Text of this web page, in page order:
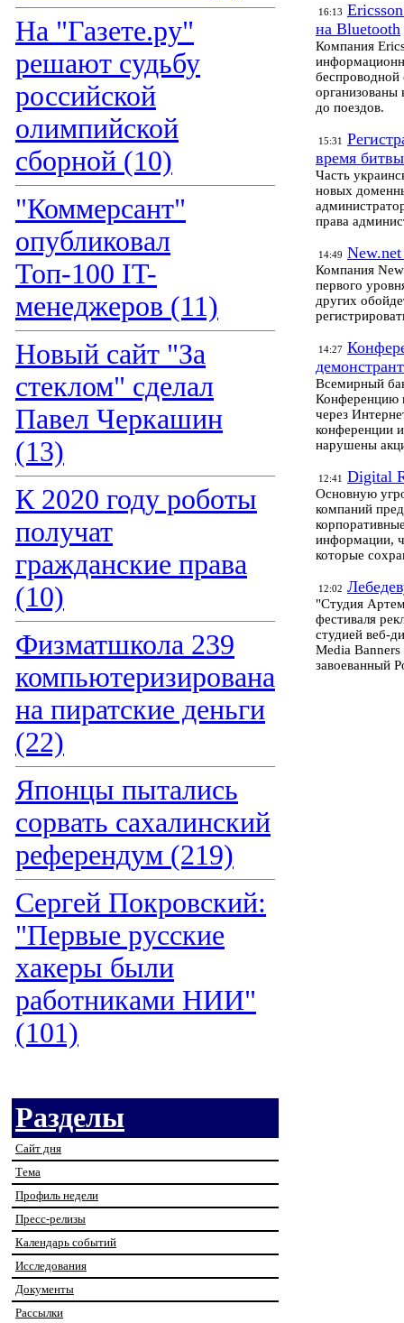
На "Газете.ру"
решают судьбу
российской
олимпийской
сборной (10)
"Коммерсант"
опубликовал
Топ-100 IT-
менеджеров (11)
Новый сайт "За
стеклом" сделал
Павел Черкашин
(13)
К 2020 году роботы
получат
гражданские права
(10)
Физматшкола 239
компьютеризирована
на пиратские деньги
(22)
Японцы пытались
сорвать сахалинский
референдум (219)
Сергей Покровский:
"Первые русские
хакеры были
работниками НИИ"
(101)
Разделы
Сайт дня
Тема
Профиль недели
Пресс-релизы
Календарь событий
Исследования
Документы
Рассылки
16:13
на Bluetooth
Компания
беспроводной
организованы
до поездов.
15:31
время
Часть
новых
права
14:49
Компания
первого
других
14:27
Всемирный
Конференцию
через
конференции
нарушены
12:41 Digital
Основную
компаний
информации,
которые
12:02
"Студия
фестиваля
студией веб-
Media
завоеванный